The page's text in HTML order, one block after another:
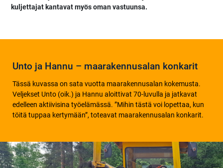
kuljettajat kantavat myös oman vastuunsa.
Unto ja Hannu – maarakennusalan konkarit
Tässä kuvassa on sata vuotta maarakennusalan kokemusta.
Veljekset Unto (oik.) ja Hannu aloittivat 70-luvulla ja jatkavat
edelleen aktiivisina työelämässä. ”Mihin tästä voi lopettaa, kun
töitä tuppaa kertymään”, toteavat maarakennusalan konkarit.